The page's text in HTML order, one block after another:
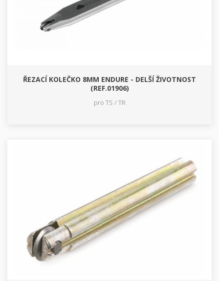
ŘEZACÍ KOLEČKO 8MM ENDURE - DELŠÍ ŽIVOTNOST
(REF.01906)
pro TS / TR